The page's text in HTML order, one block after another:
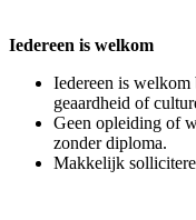
Iedereen is welkom
Iedereen is welkom
geaardheid of
Geen opleiding of
zonder diploma.
Makkelijk